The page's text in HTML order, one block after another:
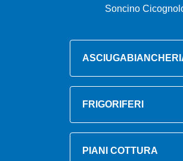
Soncino
FRIGORIFERI
PIANI COTTURA